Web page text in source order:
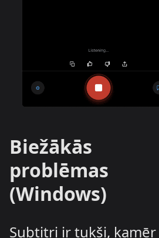
Biežākās
problēmas
(Windows)
Subtitri ir tukši, kamēr